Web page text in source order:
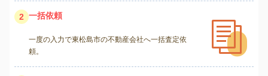
2 一括依頼
一度の入力で東松島市の不動産会社へ一括査定依
頼。